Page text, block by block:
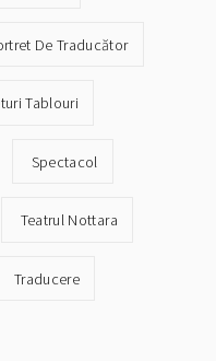
De Traducător
Tablouri
Spectacol
Teatrul Nottara
Traducere